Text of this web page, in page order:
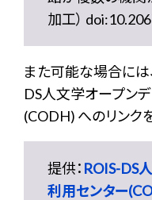
加工）
また可能な場合には
DS人文学オープン
(CODH) へのリンク
提供： ROIS-DS
利用センター